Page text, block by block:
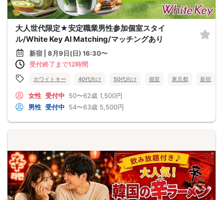
大人世代限定★安定職業男性参加個室スタイ
ル/White Key AI Matching/マッチングあり
新宿 | 8月9日(日) 16:30〜
受付終了まで12時間
ホワイトキー 40代向け 50代向け 個室 東京都 新宿
女性 受付中 50〜62歳 1,500円
男性 受付中 54〜63歳 5,500円